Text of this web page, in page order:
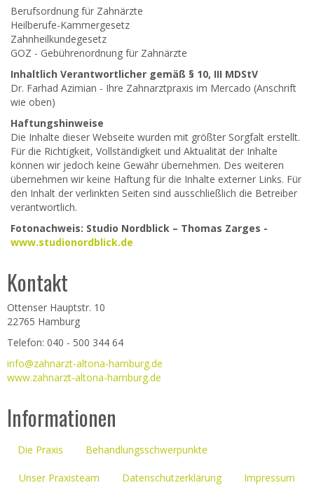
Berufsordnung für Zahnärzte
Heilberufe-Kammergesetz
Zahnheilkundegesetz
GOZ - Gebührenordnung für Zahnärzte
Inhaltlich Verantwortlicher gemäß § 10, III MDStV
Dr. Farhad Azimian - Ihre Zahnarztpraxis im Mercado (Anschrift
wie oben)
Haftungshinweise
Die Inhalte dieser Webseite wurden mit größter Sorgfalt erstellt.
Für die Richtigkeit, Vollständigkeit und Aktualität der Inhalte
können wir jedoch keine Gewähr übernehmen. Des weiteren
übernehmen wir keine Haftung für die Inhalte externer Links. Für
den Inhalt der verlinkten Seiten sind ausschließlich die Betreiber
verantwortlich.
Fotonachweis: Studio Nordblick – Thomas Zarges -
www.studionordblick.de
Kontakt
Ottenser Hauptstr. 10
22765 Hamburg
Telefon: 040 - 500 344 64
info@zahnarzt-altona-hamburg.de
www.zahnarzt-altona-hamburg.de
Informationen
Die Praxis Behandlungsschwerpunkte
Unser Praxisteam Datenschutzerklärung Impressum